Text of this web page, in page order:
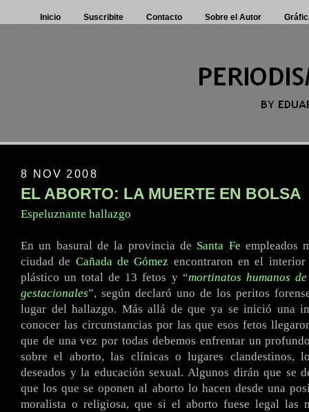
Inicio Suscribite Contacto Sobre el Autor
8 NOV 2008
EL ABORTO: LA MUERTE EN BOLSA
Espeluznante hallazgo
En un basural de la provincia de Santa Fe empleados
ciudad de Cañada de Gómez encontraron en el
plástico un total de 13 fetos y “mortinatos humanos
gestacionales”, según declaró uno de los peritos
lugar del hallazgo. Más allá de que ya se inició una
conocer las circunstancias por las que esos fetos
que de una vez por todas debemos enfrentar un
sobre el aborto, las clínicas o lugares clandestinos,
deseados y la educación sexual. Algunos dirán que se
que los que se oponen al aborto lo hacen desde una
moralista o religiosa, que si el aborto fuese legal las